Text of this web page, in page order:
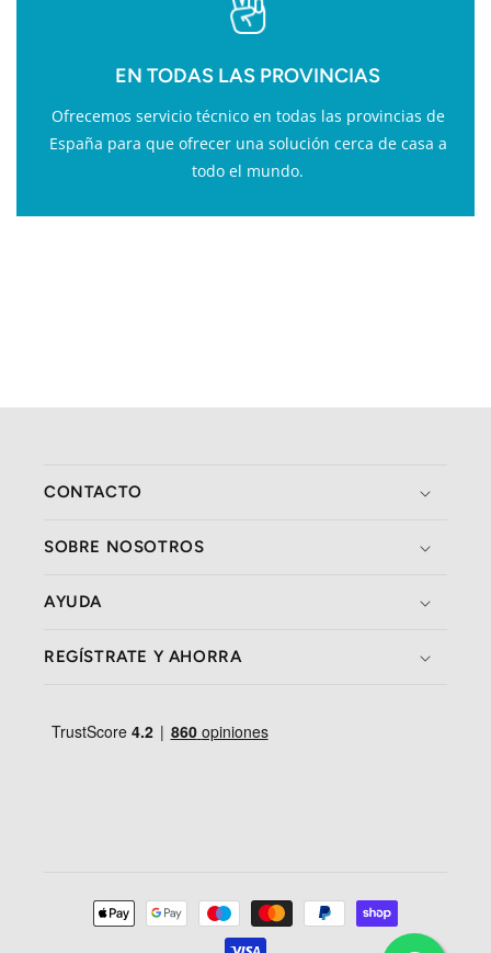
EN TODAS LAS PROVINCIAS
Ofrecemos servicio técnico en todas las provincias de
España para que ofrecer una solución cerca de casa a
todo el mundo.
CONTACTO
SOBRE NOSOTROS
AYUDA
REGÍSTRATE Y AHORRA
Formas
de